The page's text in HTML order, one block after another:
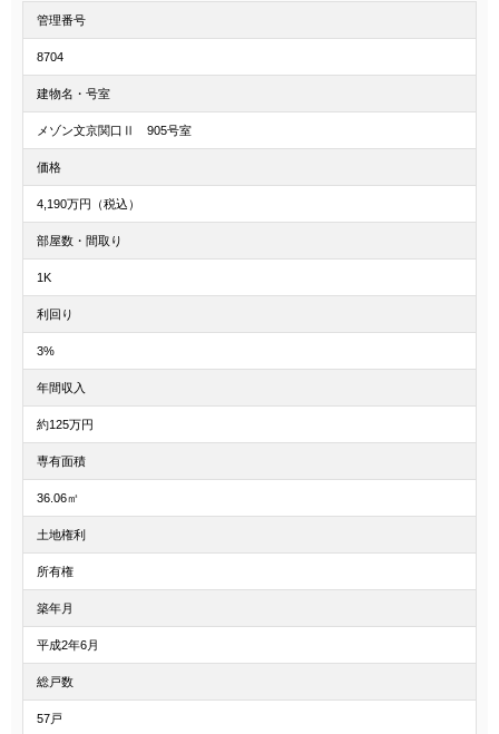
管理番号
8704
建物名・号室
メゾン文京関口Ⅱ 905号室
価格
4,190万円（税込）
部屋数・間取り
1K
利回り
3%
年間収入
約125万円
専有面積
36.06㎡
土地権利
所有権
築年月
平成2年6月
総戸数
57戸